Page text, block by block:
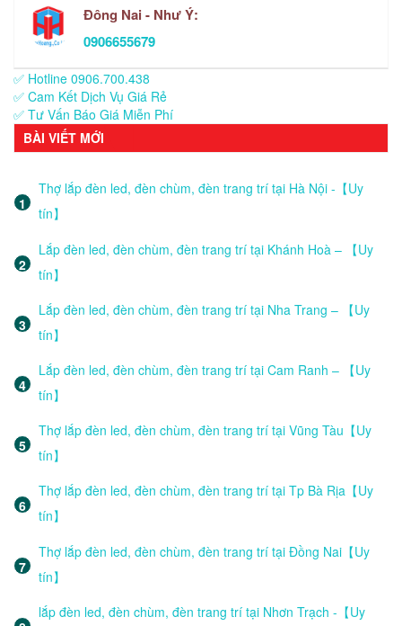
Đông Nai - Như Ý:
0906655679
✅ Hotline 0906.700.438
✅ Cam Kết Dịch Vụ Giá Rẻ
✅ Tư Vấn Báo Giá Miễn Phí
BÀI VIẾT MỚI
Thợ lắp đèn led, đèn chùm, đèn trang trí tại Hà Nội -【Uy
tín】
Lắp đèn led, đèn chùm, đèn trang trí tại Khánh Hoà – 【Uy
tín】
Lắp đèn led, đèn chùm, đèn trang trí tại Nha Trang – 【Uy
tín】
Lắp đèn led, đèn chùm, đèn trang trí tại Cam Ranh – 【Uy
tín】
Thợ lắp đèn led, đèn chùm, đèn trang trí tại Vũng Tàu【Uy
tín】
Thợ lắp đèn led, đèn chùm, đèn trang trí tại Tp Bà Rịa【Uy
tín】
Thợ lắp đèn led, đèn chùm, đèn trang trí tại Đồng Nai【Uy
tín】
lắp đèn led, đèn chùm, đèn trang trí tại Nhơn Trạch -【Uy